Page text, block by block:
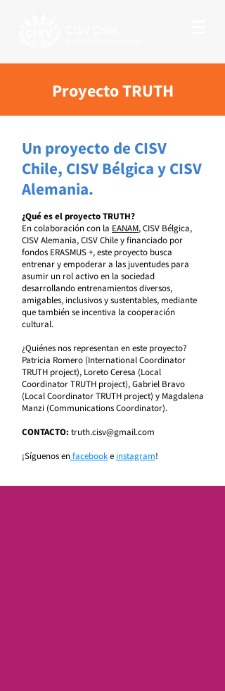
Proyecto TRUTH
Un proyecto de CISV
Chile, CISV Bélgica y CISV
Alemania.
¿Qué es el proyecto TRUTH?
En colaboración con la EANAM, CISV Bélgica,
CISV Alemania, CISV Chile y financiado por
fondos ERASMUS +, este proyecto busca
entrenar y empoderar a las juventudes para
asumir un rol activo en la sociedad
desarrollando entrenamientos diversos,
amigables, inclusivos y sustentables, mediante
que también se incentiva la cooperación
cultural.
¿Quiénes nos representan en este proyecto?
Patricia Romero (International Coordinator
TRUTH project), Loreto Ceresa (Local
Coordinator TRUTH project), Gabriel Bravo
(Local Coordinator TRUTH project) y Magdalena
Manzi (Communications Coordinator).
CONTACTO: truth.cisv@gmail.com
​¡Síguenos enfacebooke instagram!